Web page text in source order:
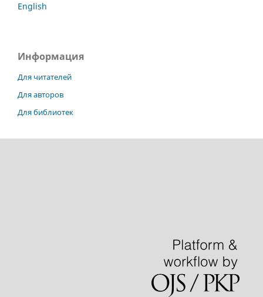
English
Информация
Для читателей
Для авторов
Для библиотек